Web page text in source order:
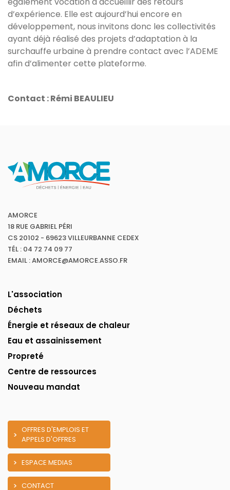
d’expérience. Elle est aujourd’hui encore en
développement, nous invitons donc les collectivités
ayant déjà réalisé des projets d’adaptation à la
surchauffe urbaine à prendre contact avec l’ADEME
afin d’alimenter cette plateforme.
Contact : Rémi BEAULIEU
AMORCE
18 RUE GABRIEL PÉRI
CS 20102 - 69623 VILLEURBANNE CEDEX
TÉL : 04 72 74 09 77
EMAIL : AMORCE@AMORCE.ASSO.FR
L'association
Déchets
Énergie et réseaux de chaleur
Eau et assainissement
Propreté
Centre de ressources
Nouveau mandat
OFFRES D'EMPLOIS ET
APPELS D'OFFRES
ESPACE MEDIAS
CONTACT